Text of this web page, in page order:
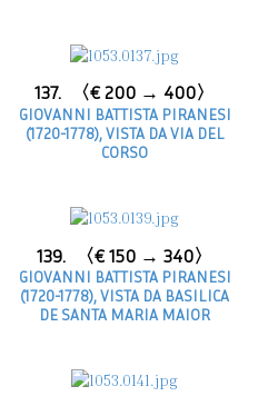
137. 〈€ 200 → 400〉
GIOVANNI BATTISTA PIRANESI
(1720-1778), VISTA DA VIA DEL
CORSO
139. 〈€ 150 → 340〉
GIOVANNI BATTISTA PIRANESI
(1720-1778), VISTA DA BASILICA
DE SANTA MARIA MAIOR